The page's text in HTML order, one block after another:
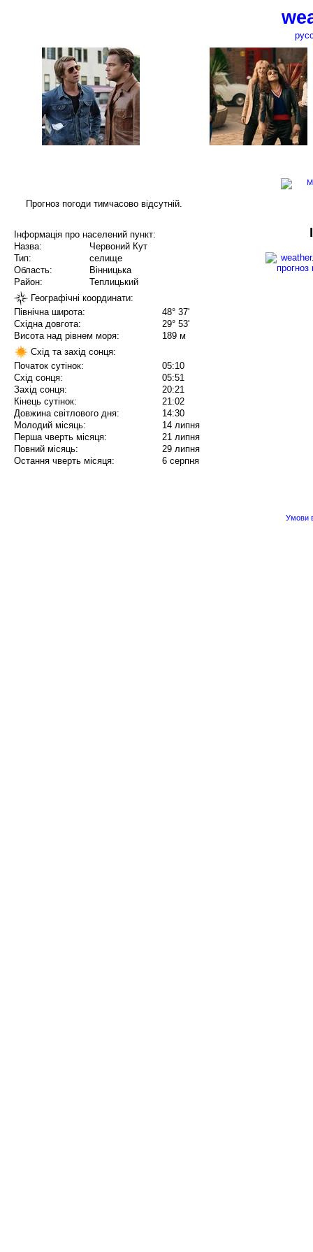
Прогноз погоди тимчасово відсутній.
Інформація про населений пункт:
Назва:
Червоний Кут
Тип:
селище
Область:
Вінницька
Район:
Теплицький
Географічні координати:
Північна широта:
48° 37'
Східна довгота:
29° 53'
Висота над рівнем моря:
189 м
Схід та захід сонця:
Початок сутінок:
05:10
Схід сонця:
05:51
Захід сонця:
20:21
Кінець сутінок:
21:02
Довжина світлового дня:
14:30
Молодий місяць:
14 липня
Перша чверть місяця:
21 липня
Повний місяць:
29 липня
Остання чверть місяця:
6 серпня
Умови